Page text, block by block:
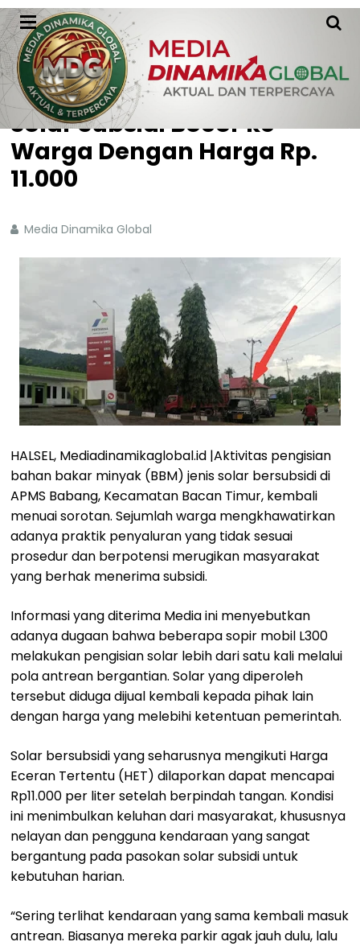
HOME WITHOUT LABEL
Solar Subsidi Bocor ke
Warga Dengan Harga Rp.
11.000
Media Dinamika Global
HALSEL, Mediadinamikaglobal.id |Aktivitas pengisian
bahan bakar minyak (BBM) jenis solar bersubsidi di
APMS Babang, Kecamatan Bacan Timur, kembali
menuai sorotan. Sejumlah warga mengkhawatirkan
adanya praktik penyaluran yang tidak sesuai
prosedur dan berpotensi merugikan masyarakat
yang berhak menerima subsidi.
Informasi yang diterima Media ini menyebutkan
adanya dugaan bahwa beberapa sopir mobil L300
melakukan pengisian solar lebih dari satu kali melalui
pola antrean bergantian. Solar yang diperoleh
tersebut diduga dijual kembali kepada pihak lain
dengan harga yang melebihi ketentuan pemerintah.
Solar bersubsidi yang seharusnya mengikuti Harga
Eceran Tertentu (HET) dilaporkan dapat mencapai
Rp11.000 per liter setelah berpindah tangan. Kondisi
ini menimbulkan keluhan dari masyarakat, khususnya
nelayan dan pengguna kendaraan yang sangat
bergantung pada pasokan solar subsidi untuk
kebutuhan harian.
“Sering terlihat kendaraan yang sama kembali masuk
antrean. Biasanya mereka parkir agak jauh dulu, lalu